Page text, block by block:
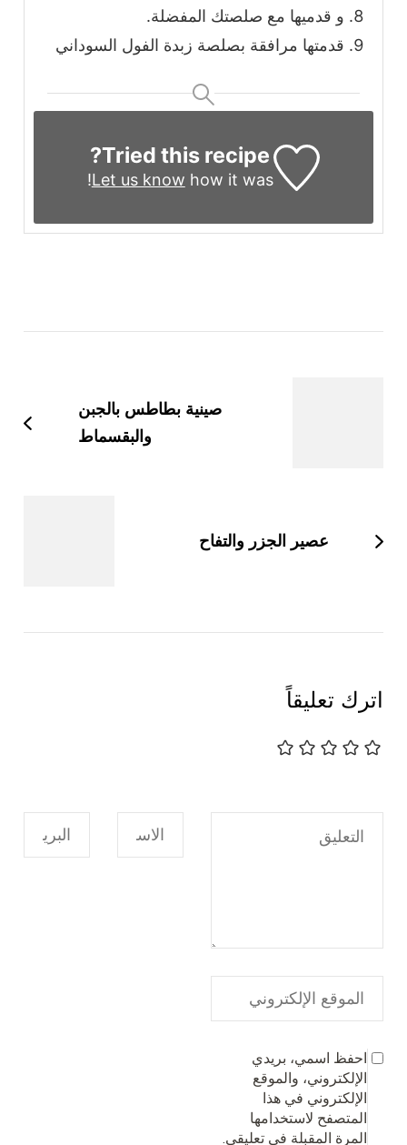
و قدميها مع صلصتك المفضلة.
قدمتها مرافقة بصلصة زبدة الفول السوداني
Tried this recipe?
Let us know how it was!
صينية بطاطس بالجبن
والبقسماط
عصير الجزر والتفاح
اترك تعليقاً
احفظ اسمي، بريدي
الإلكتروني، والموقع
الإلكتروني في هذا
المتصفح لاستخدامها
المرة المقبلة في تعليقي.